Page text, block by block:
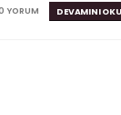
YORUM DEVAMINI